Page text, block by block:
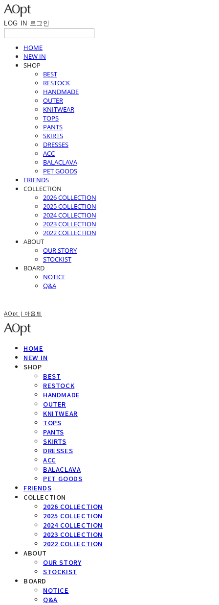
LOG IN 로그인
HOME
NEW IN
SHOP
BEST
RESTOCK
HANDMADE
OUTER
KNITWEAR
TOPS
PANTS
SKIRTS
DRESSES
ACC
BALACLAVA
PET GOODS
FRIENDS
COLLECTION
2026 COLLECTION
2025 COLLECTION
2024 COLLECTION
2023 COLLECTION
2022 COLLECTION
ABOUT
OUR STORY
STOCKIST
BOARD
NOTICE
Q&A
AOpt | 아옵트
HOME
NEW IN
SHOP
BEST
RESTOCK
HANDMADE
OUTER
KNITWEAR
TOPS
PANTS
SKIRTS
DRESSES
ACC
BALACLAVA
PET GOODS
FRIENDS
COLLECTION
2026 COLLECTION
2025 COLLECTION
2024 COLLECTION
2023 COLLECTION
2022 COLLECTION
ABOUT
OUR STORY
STOCKIST
BOARD
NOTICE
Q&A